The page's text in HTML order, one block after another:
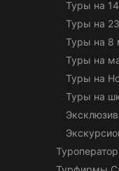
Туры на
Туры на
Туры на 8
Туры на
Туры на
Туры на